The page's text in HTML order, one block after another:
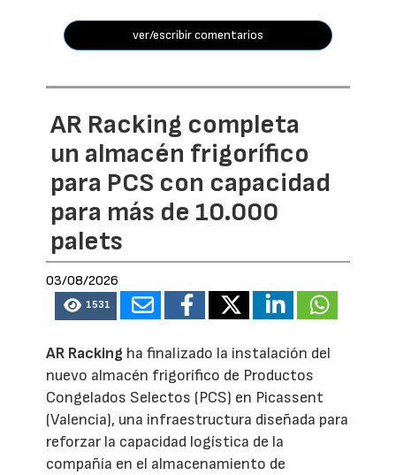
ver/escribir comentarios
AR Racking completa
un almacén frigorífico
para PCS con capacidad
para más de 10.000
palets
03/08/2026
1531
AR Racking ha finalizado la instalación del
nuevo almacén frigorífico de Productos
Congelados Selectos (PCS) en Picassent
(Valencia), una infraestructura diseñada para
reforzar la capacidad logística de la
compañía en el almacenamiento de